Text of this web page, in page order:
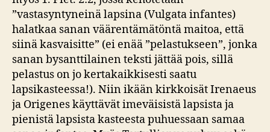
”vastasyntyneinä lapsina (Vulgata infantes)
halatkaa sanan väärentämätöntä maitoa, että
siinä kasvaisitte” (ei enää ”pelastukseen”, jonka
sanan bysanttilainen teksti jättää pois, sillä
pelastus on jo kertakaikkisesti saatu
lapsikasteessa!). Niin ikään kirkkoisät Irenaeus
ja Origenes käyttävät imeväisistä lapsista ja
pienistä lapsista kasteesta puhuessaan samaa